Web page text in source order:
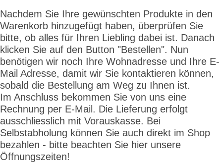
Nachdem Sie Ihre gewünschten Produkte in den
Warenkorb hinzugefügt haben, überprüfen Sie
bitte, ob alles für Ihren Liebling dabei ist. Danach
klicken Sie auf den Button "Bestellen". Nun
benötigen wir noch Ihre Wohnadresse und Ihre E-
Mail Adresse, damit wir Sie kontaktieren können,
sobald die Bestellung am Weg zu Ihnen ist.
Im Anschluss bekommen Sie von uns eine
Rechnung per E-Mail. Die Lieferung erfolgt
ausschliesslich mit Vorauskasse. Bei
Selbstabholung können Sie auch direkt im Shop
bezahlen - bitte beachten Sie hier unsere
Öffnungszeiten!